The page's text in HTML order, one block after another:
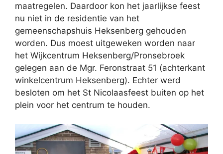
maatregelen. Daardoor kon het jaarlijkse feest
nu niet in de residentie van het
gemeenschapshuis Heksenberg gehouden
worden. Dus moest uitgeweken worden naar
het Wijkcentrum Heksenberg/Pronsebroek
gelegen aan de Mgr. Feronstraat 51 (achterkant
winkelcentrum Heksenberg). Echter werd
besloten om het St Nicolaasfeest buiten op het
plein voor het centrum te houden.